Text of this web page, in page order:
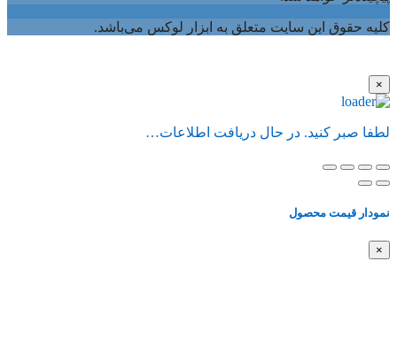
کلیه حقوق این سایت متعلق به ابزار لوکس می‌باشد.
×
لطفا صبر کنید. در حال دریافت اطلاعات…
نمودار قیمت محصول
×